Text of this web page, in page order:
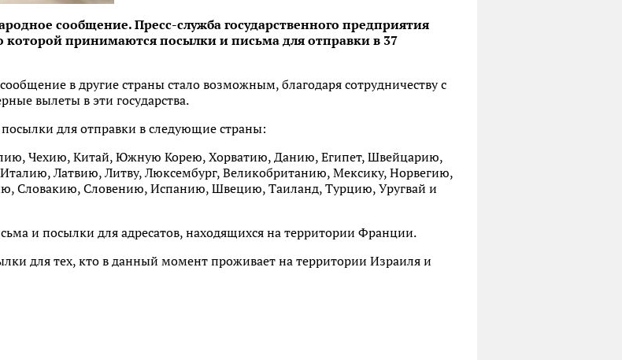
сообщение. Пресс-служба государственного предприятия
которой принимаются посылки и письма для отправки в 37
в другие страны стало возможным, благодаря сотрудничеству с
вылеты в эти государства.
для отправки в следующие страны:
Чехию, Китай, Южную Корею, Хорватию, Данию, Египет, Швейцарию,
Латвию, Литву, Люксембург, Великобританию, Мексику, Норвегию,
Словакию, Словению, Испанию, Швецию, Таиланд, Турцию, Уругвай и
и посылки для адресатов, находящихся на территории Франции.
для тех, кто в данный момент проживает на территории Израиля и